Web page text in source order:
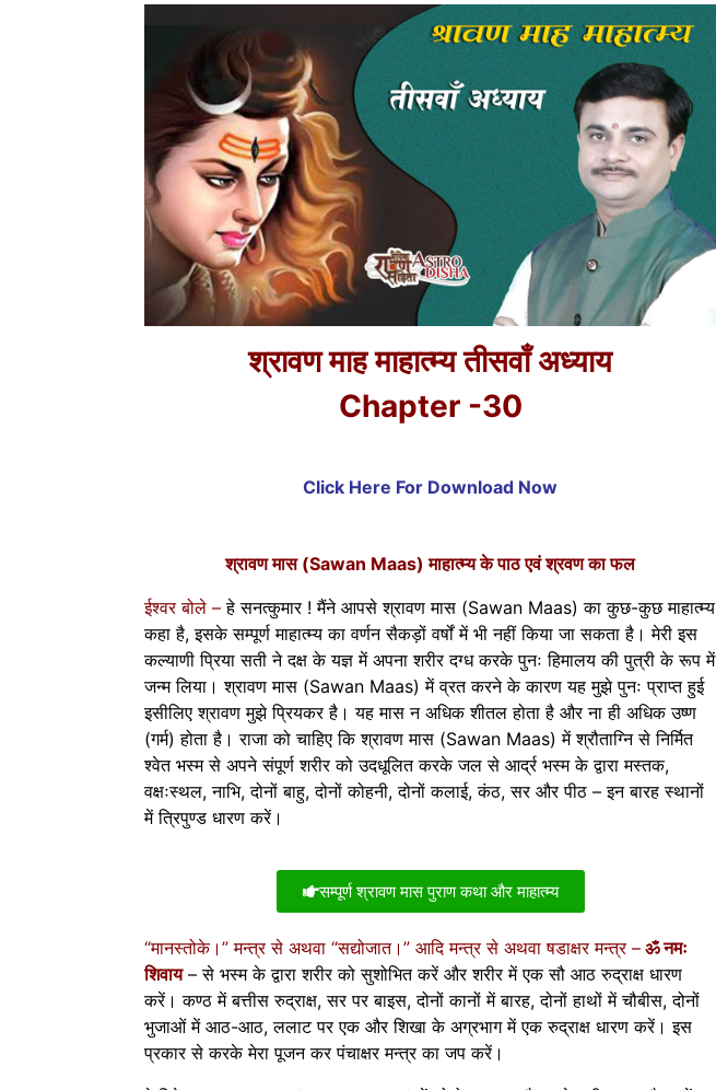
श्रावण माह माहात्म्य तीसवाँ अध्याय
Chapter -30
Click Here For Download Now
श्रावण मास (Sawan Maas) माहात्म्य के पाठ एवं श्रवण का फल
ईश्वर बोले – हे सनत्कुमार ! मैंने आपसे श्रावण मास (Sawan Maas) का कुछ-कुछ माहात्म्य
कहा है, इसके सम्पूर्ण माहात्म्य का वर्णन सैकड़ों वर्षों में भी नहीं किया जा सकता है। मेरी इस
कल्याणी प्रिया सती ने दक्ष के यज्ञ में अपना शरीर दग्ध करके पुनः हिमालय की पुत्री के रूप में
जन्म लिया। श्रावण मास (Sawan Maas) में व्रत करने के कारण यह मुझे पुनः प्राप्त हुई
इसीलिए श्रावण मुझे प्रियकर है। यह मास न अधिक शीतल होता है और ना ही अधिक उष्ण
(गर्म) होता है। राजा को चाहिए कि श्रावण मास (Sawan Maas) में श्रौताग्नि से निर्मित
श्वेत भस्म से अपने संपूर्ण शरीर को उदधूलित करके जल से आर्द्र भस्म के द्वारा मस्तक,
वक्षःस्थल, नाभि, दोनों बाहु, दोनों कोहनी, दोनों कलाई, कंठ, सर और पीठ – इन बारह स्थानों
में त्रिपुण्ड धारण करें।
सम्पूर्ण श्रावण मास पुराण कथा और माहात्म्य
“मानस्तोके।” मन्त्र से अथवा “सद्योजात।” आदि मन्त्र से अथवा षडाक्षर मन्त्र – ॐ नमः
शिवाय– से भस्म के द्वारा शरीर को सुशोभित करें और शरीर में एक सौ आठ रुद्राक्ष धारण
करें। कण्ठ में बत्तीस रुद्राक्ष, सर पर बाइस, दोनों कानों में बारह, दोनों हाथों में चौबीस, दोनों
भुजाओं में आठ-आठ, ललाट पर एक और शिखा के अग्रभाग में एक रुद्राक्ष धारण करें। इस
प्रकार से करके मेरा पूजन कर पंचाक्षर मन्त्र का जप करें।